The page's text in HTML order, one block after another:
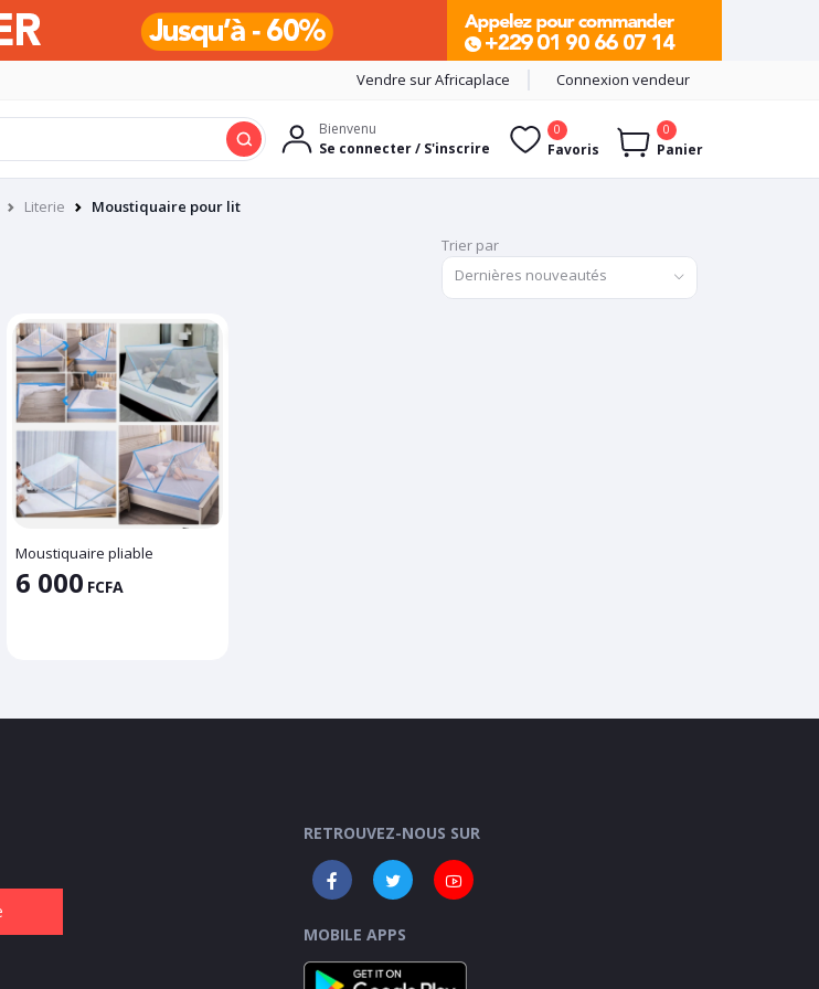
Vendre sur Africaplace Connexion vendeur
Bienvenu
Se connecter / S'inscrire
0
Favoris
0
Panier
Literie Moustiquaire pour lit
Trier par
Dernières nouveautés
Moustiquaire pliable
6 000 FCFA
RETROUVEZ-NOUS SUR
MOBILE APPS